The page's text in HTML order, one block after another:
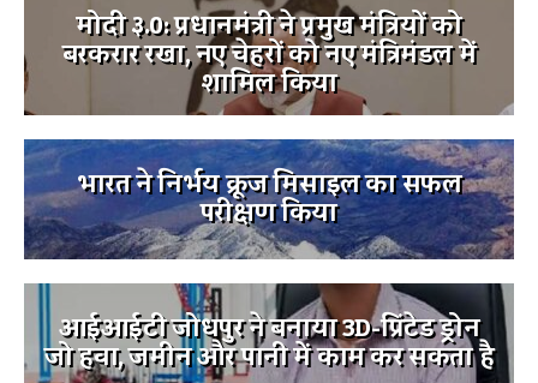
मोदी ३.0: प्रधानमंत्री ने प्रमुख मंत्रियों को
बरकरार रखा, नए चेहरों को नए मंत्रिमंडल में
शामिल किया
भारत ने निर्भय क्रूज मिसाइल का सफल
परीक्षण किया
आईआईटी जोधपुर ने बनाया 3D-प्रिंटेड ड्रोन
जो हवा, जमीन और पानी में काम कर सकता है